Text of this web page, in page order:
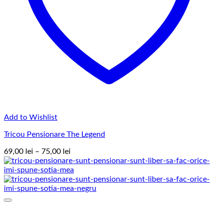
Add to Wishlist
Tricou Pensionare The Legend
69,00 lei – 75,00 lei
de
prețuri:
69,00 lei
până